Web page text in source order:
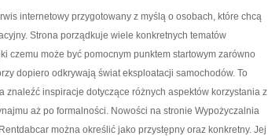
internetowy przygotowany z myślą o osobach, które chcą
Strona porządkuje wiele konkretnych tematów
czemu może być pomocnym punktem startowym zarówno
dopiero odkrywają świat eksploatacji samochodów. To
znaleźć inspiracje dotyczące różnych aspektów korzystania z
aż po formalności. Nowości na stronie Wypożyczalnia
można określić jako przystępny oraz konkretny. Jej